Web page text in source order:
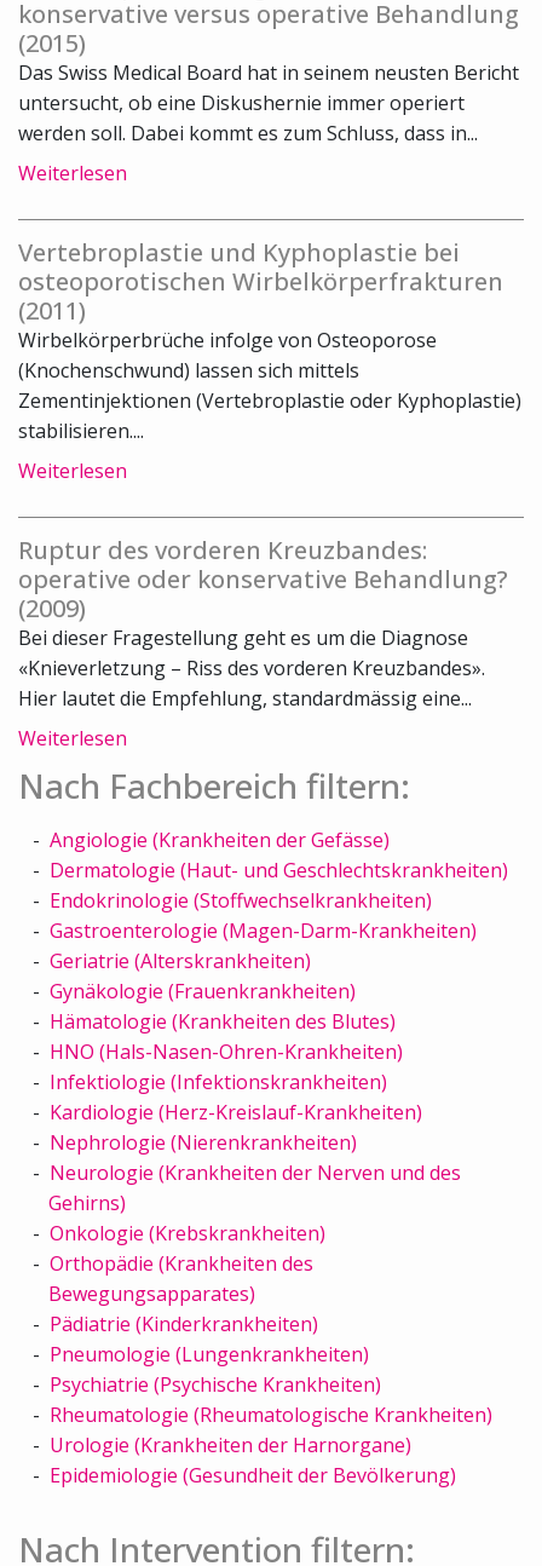
konservative versus operative Behandlung
(2015)
Das Swiss Medical Board hat in seinem neusten Bericht
untersucht, ob eine Diskushernie immer operiert
werden soll. Dabei kommt es zum Schluss, dass in...
Weiterlesen
Vertebroplastie und Kyphoplastie bei
osteoporotischen Wirbelkörperfrakturen
(2011)
Wirbelkörperbrüche infolge von Osteoporose
(Knochenschwund) lassen sich mittels
Zementinjektionen (Vertebroplastie oder Kyphoplastie)
stabilisieren....
Weiterlesen
Ruptur des vorderen Kreuzbandes:
operative oder konservative Behandlung?
(2009)
Bei dieser Fragestellung geht es um die Diagnose
«Knieverletzung – Riss des vorderen Kreuzbandes».
Hier lautet die Empfehlung, standardmässig eine...
Weiterlesen
Nach Fachbereich filtern:
Angiologie (Krankheiten der Gefässe)
Dermatologie (Haut- und Geschlechtskrankheiten)
Endokrinologie (Stoffwechselkrankheiten)
Gastroenterologie (Magen-Darm-Krankheiten)
Geriatrie (Alterskrankheiten)
Gynäkologie (Frauenkrankheiten)
Hämatologie (Krankheiten des Blutes)
HNO (Hals-Nasen-Ohren-Krankheiten)
Infektiologie (Infektionskrankheiten)
Kardiologie (Herz-Kreislauf-Krankheiten)
Nephrologie (Nierenkrankheiten)
Neurologie (Krankheiten der Nerven und des
Gehirns)
Onkologie (Krebskrankheiten)
Orthopädie (Krankheiten des
Bewegungsapparates)
Pädiatrie (Kinderkrankheiten)
Pneumologie (Lungenkrankheiten)
Psychiatrie (Psychische Krankheiten)
Rheumatologie (Rheumatologische Krankheiten)
Urologie (Krankheiten der Harnorgane)
Epidemiologie (Gesundheit der Bevölkerung)
Nach Intervention filtern: